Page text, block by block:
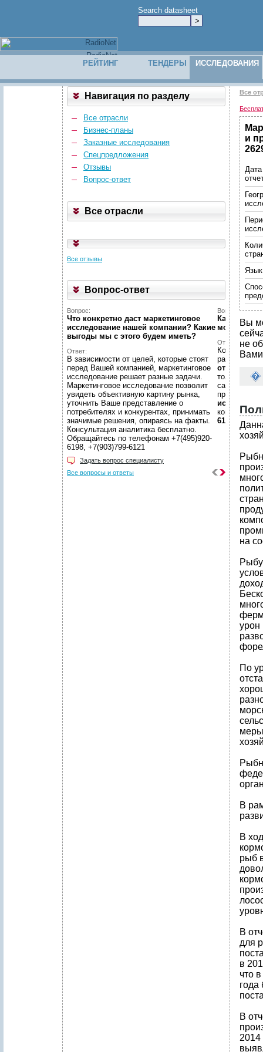
Search datasheet
РЕЙТИНГ ТЕНДЕРЫ ИССЛЕДОВАНИЯ
Навигация по разделу
Все отрасли
Бизнес-планы
Заказные исследования
Спецпредложения
Отзывы
Вопрос-ответ
Все отрасли
Все отзывы
Вопрос-ответ
Вопрос:
Что конкретно даст маркетинговое
исследование нашей компании? Какие
выгоды мы c этого будем иметь?
Ответ:
В зависимости от целей, которые стоят
перед Вашей компанией, маркетинговое
исследование решает разные задачи.
Маркетинговое исследование позволит
увидеть объективную картину рынка,
уточнить Ваше представление о
потребителях и конкурентах, принимать
значимые решения, опираясь на факты.
Консультация аналитика бесплатно.
Обращайтесь по телефонам +7(495)920-
6198, +7(903)799-6121
Вопрос:
Как найти
можете
Ответ:
Конечно
размещено
отчетов
только
самой
предложить
6198,
Задать вопрос специалисту
Все вопросы и ответы
Все
и
Вы
не
на
урон
По
меры
В
В
рыб
В
для
в
что
В
2014